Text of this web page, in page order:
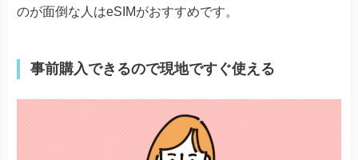
のが面倒な人はeSIMがおすすめです。
事前購入できるので現地ですぐ使える